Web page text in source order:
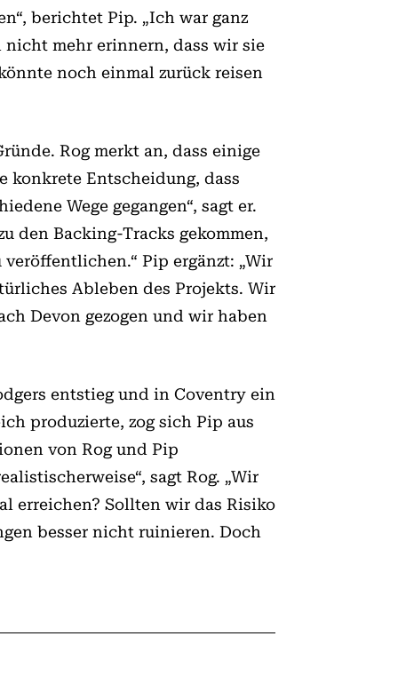
berichtet Pip. „Ich war ganz
nicht mehr erinnern, dass wir sie
noch einmal zurück reisen
Rog merkt an, dass einige
konkrete Entscheidung, dass
Wege gegangen“, sagt er.
den Backing-Tracks gekommen,
Pip ergänzt: „Wir
Ableben des Projekts. Wir
Devon gezogen und wir haben
entstieg und in Coventry ein
produzierte, zog sich Pip aus
von Rog und Pip
sagt Rog. „Wir
erreichen? Sollten wir das Risiko
besser nicht ruinieren. Doch